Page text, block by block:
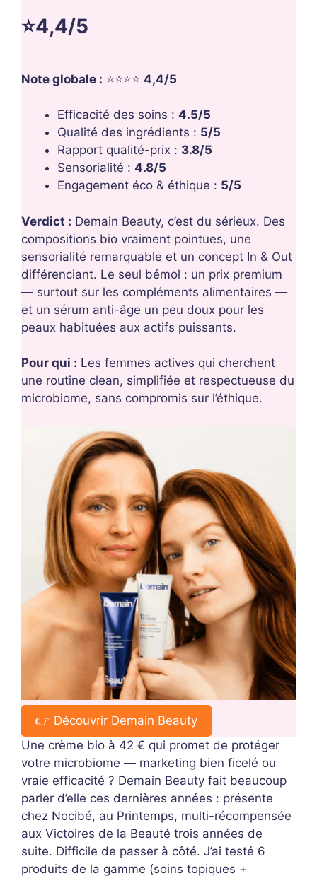
⭐4,4/5
Note globale : ⭐⭐⭐⭐ 4,4/5
Efficacité des soins : 4.5/5
Qualité des ingrédients : 5/5
Rapport qualité-prix : 3.8/5
Sensorialité : 4.8/5
Engagement éco & éthique : 5/5
Verdict : Demain Beauty, c’est du sérieux. Des
compositions bio vraiment pointues, une
sensorialité remarquable et un concept In & Out
différenciant. Le seul bémol : un prix premium
— surtout sur les compléments alimentaires —
et un sérum anti-âge un peu doux pour les
peaux habituées aux actifs puissants.
Pour qui : Les femmes actives qui cherchent
une routine clean, simplifiée et respectueuse du
microbiome, sans compromis sur l’éthique.
👉 Découvrir Demain Beauty
Une crème bio à 42 € qui promet de protéger
votre microbiome — marketing bien ficelé ou
vraie efficacité ? Demain Beauty fait beaucoup
parler d’elle ces dernières années : présente
chez Nocibé, au Printemps, multi-récompensée
aux Victoires de la Beauté trois années de
suite. Difficile de passer à côté. J’ai testé 6
produits de la gamme (soins topiques +